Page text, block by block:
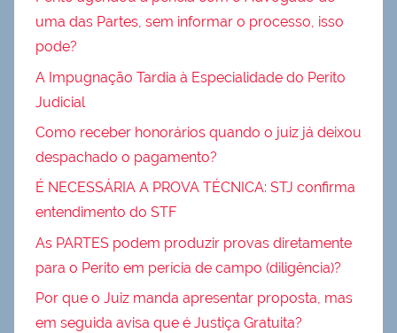
uma das Partes, sem informar o processo, isso
pode?
A Impugnação Tardia à Especialidade do Perito
Judicial
Como receber honorários quando o juiz já deixou
despachado o pagamento?
É NECESSÁRIA A PROVA TÉCNICA: STJ confirma
entendimento do STF
As PARTES podem produzir provas diretamente
para o Perito em perícia de campo (diligência)?
Por que o Juiz manda apresentar proposta, mas
em seguida avisa que é Justiça Gratuita?